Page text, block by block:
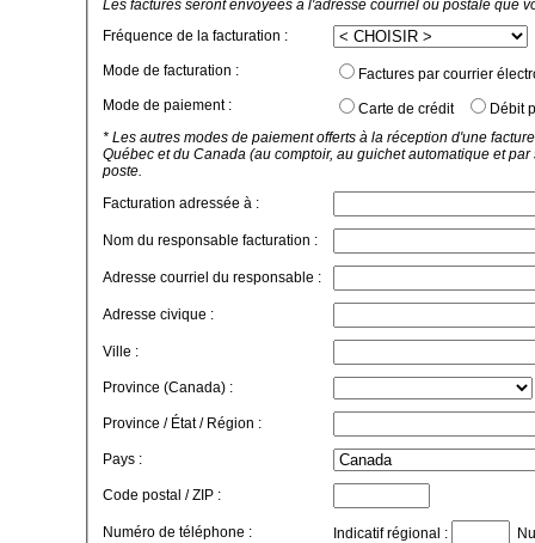
Les factures seront envoyées à l'adresse courriel ou postale que
Fréquence de la facturation :
Mode de facturation :
Factures par courrier
Mode de paiement :
Carte de crédit
Débit
* Les autres modes de paiement offerts à la réception d'une
Québec et du Canada (au comptoir, au guichet automatique et
poste.
Facturation adressée à :
Nom du responsable facturation :
Adresse courriel du responsable :
Adresse civique :
Ville :
Province (Canada) :
Province / État / Région :
Pays :
Code postal / ZIP :
Numéro de téléphone : Indicatif régional :